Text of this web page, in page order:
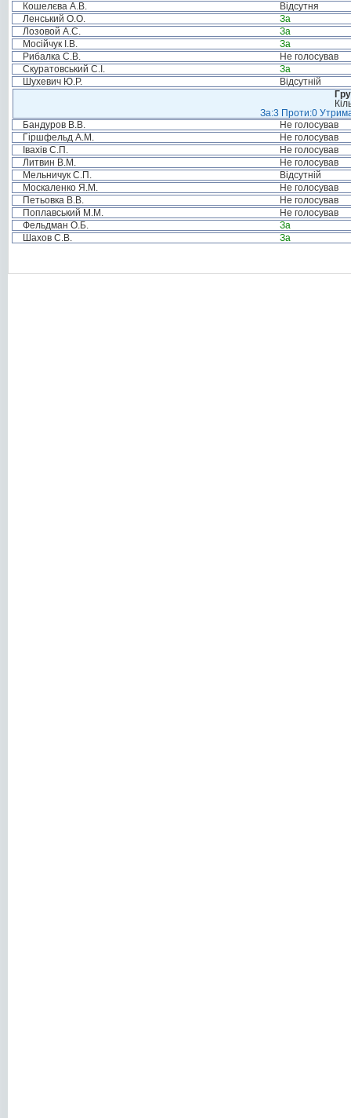
Кошелєва А.В.
Відсутня
Ленський О.О.
За
Лозовой А.С.
За
Мосійчук І.В.
За
Рибалка С.В.
Не голосував
Скуратовський С.І.
За
Шухевич Ю.Р.
Відсутній
За:3 Проти:0
Бандуров В.В.
Не голосував
Гіршфельд А.М.
Не голосував
Івахів С.П.
Не голосував
Литвин В.М.
Не голосував
Мельничук С.П.
Відсутній
Москаленко Я.М.
Не голосував
Петьовка В.В.
Не голосував
Поплавський М.М.
Не голосував
Фельдман О.Б.
За
Шахов С.В.
За